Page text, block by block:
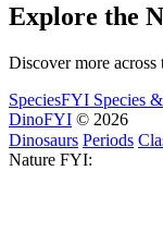
Explore the
Discover more
SpeciesFYI Species
DinoFYI © 2026
Dinosaurs Periods
Nature FYI: